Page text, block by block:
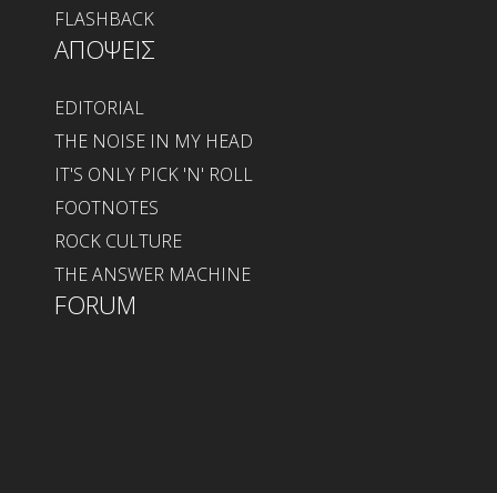
FLASHBACK
ΑΠΟΨΕΙΣ
EDITORIAL
THE NOISE IN MY HEAD
IT'S ONLY PICK 'N' ROLL
FOOTNOTES
ROCK CULTURE
THE ANSWER MACHINE
FORUM